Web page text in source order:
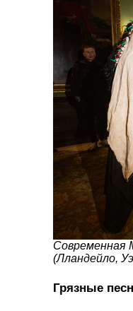
Современная
(Лландейло,
Грязные